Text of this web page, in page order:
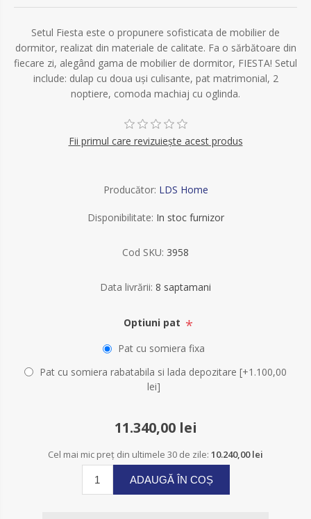
Setul Fiesta este o propunere sofisticata de mobilier de
dormitor, realizat din materiale de calitate. Fa o sărbătoare din
fiecare zi, alegând gama de mobilier de dormitor, FIESTA! Setul
include: dulap cu doua uși culisante, pat matrimonial, 2
noptiere, comoda machiaj cu oglinda.
Fii primul care revizuiește acest produs
Producător: LDS Home
Disponibilitate: In stoc furnizor
Cod SKU: 3958
Data livrării: 8 saptamani
Optiuni pat *
Pat cu somiera fixa
Pat cu somiera rabatabila si lada depozitare [+1.100,00
lei]
11.340,00 lei
Cel mai mic preț din ultimele 30 de zile: 10.240,00 lei
ADAUGĂ ÎN COȘ